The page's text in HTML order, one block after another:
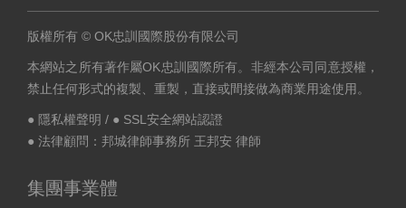
版權所有 © OK忠訓國際股份有限公司
本網站之所有著作屬OK忠訓國際所有。非經本公司同意授權，
禁止任何形式的複製、重製，直接或間接做為商業用途使用。
● 隱私權聲明 / ● SSL安全網站認證
● 法律顧問：邦城律師事務所 王邦安 律師
集團事業體